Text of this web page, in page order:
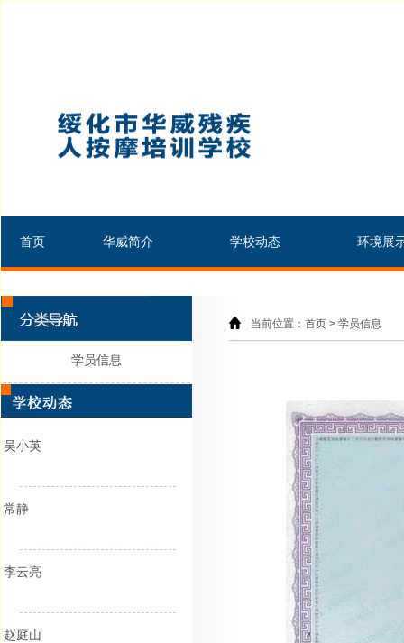
首页 华威简介 学校动态 环境展
学员信息
吴小英
常静
李云亮
赵庭山
当前位置：首页 > 学员信息